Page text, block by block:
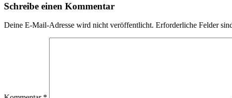
Schreibe einen Kommentar
Deine E-Mail-Adresse wird nicht veröffentlicht. Erforderliche Felder